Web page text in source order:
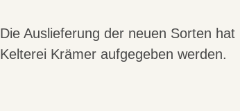
Die Auslieferung der neuen Sorten
Kelterei Krämer aufgegeben werden.